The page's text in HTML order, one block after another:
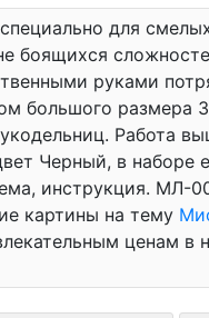
для
боящихся
руками
большого размера
Работа
Черный, в наборе
инструкция. МЛ-
картины на тему
ценам в